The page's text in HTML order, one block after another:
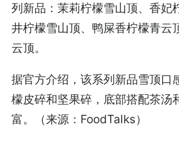
列新品：茉莉柠檬雪山顶、香妃
井柠檬雪山顶、鸭屎香柠檬青云
云顶。
据官方介绍，该系列新品雪顶口
檬皮碎和坚果碎，底部搭配茶汤
富。（来源：FoodTalks）